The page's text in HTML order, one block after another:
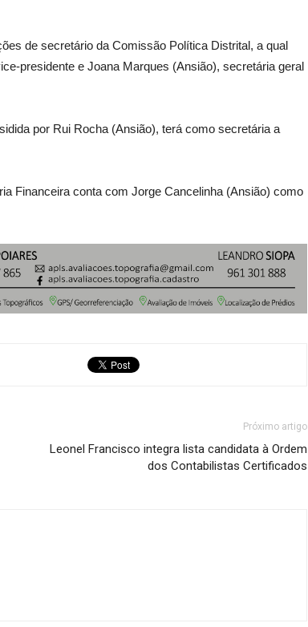
de secretário da Comissão Política Distrital, a qual
presidente e Joana Marques (Ansião), secretária geral
por Rui Rocha (Ansião), terá como secretária a
Financeira conta com Jorge Cancelinha (Ansião) como
Próximo artigo
Leonel Francisco integra lista candidata à Ordem
dos Contabilistas Certificados